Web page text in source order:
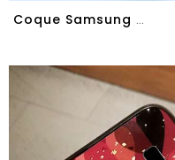
Coque Samsung Galaxy S8 Tendance Silicone Étoile Personnalité Difficile Protection Petit Verte